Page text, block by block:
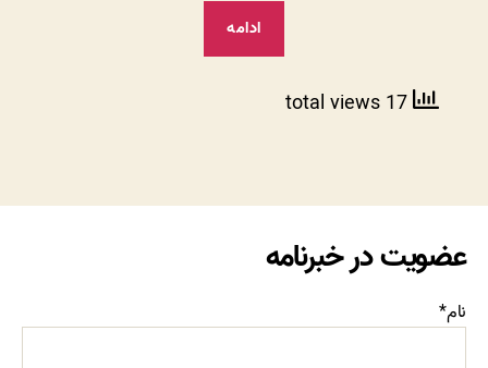
ادامه
عضویت در خبرنامه
نام*